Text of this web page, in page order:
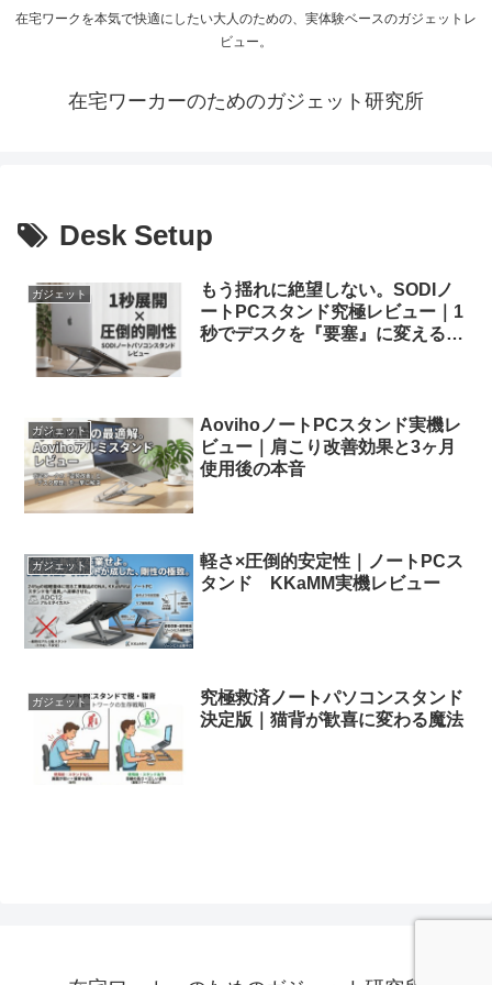
在宅ワークを本気で快適にしたい大人のための、実体験ベースのガジェットレ
ビュー。
在宅ワーカーのためのガジェット研究所
Desk Setup
ガジェット
もう揺れに絶望しない。SODIノ
ートPCスタンド究極レビュー｜1
秒でデスクを『要塞』に変える圧
ガジェット
AovihoノートPCスタンド実機レ
ビュー｜肩こり改善効果と3ヶ月
使用後の本音
ガジェット
軽さ×圧倒的安定性｜ノートPCス
タンド KKaMM実機レビュー
ガジェット
究極救済ノートパソコンスタンド
決定版｜猫背が歓喜に変わる魔法